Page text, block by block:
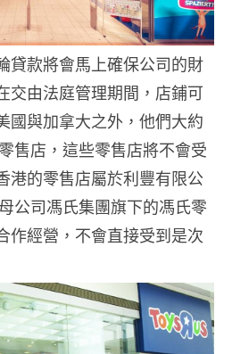
貸款將會馬上確保公司的財
交由法庭管理期間，店鋪可
國與加拿大之外，他們大約
售店，這些零售店將不會受
港的零售店屬於利豐有限公
公司馮氏集團旗下的馮氏零
作經營，不會直接受到是次